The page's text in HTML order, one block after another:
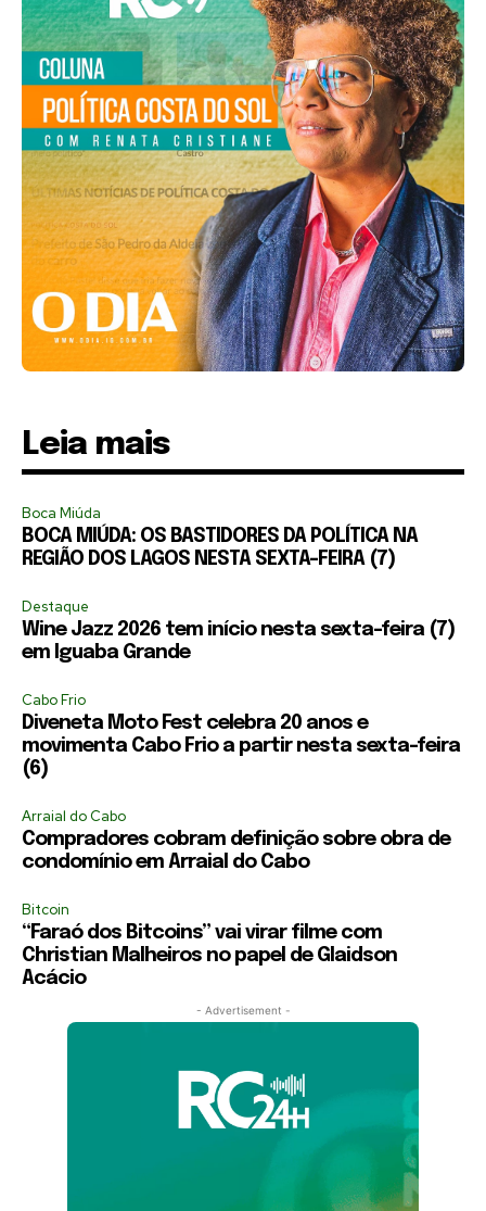
Leia mais
Boca Miúda
BOCA MIÚDA: OS BASTIDORES DA POLÍTICA NA
REGIÃO DOS LAGOS NESTA SEXTA-FEIRA (7)
Destaque
Wine Jazz 2026 tem início nesta sexta-feira (7)
em Iguaba Grande
Cabo Frio
Diveneta Moto Fest celebra 20 anos e
movimenta Cabo Frio a partir nesta sexta-feira
(6)
Arraial do Cabo
Compradores cobram definição sobre obra de
condomínio em Arraial do Cabo
Bitcoin
“Faraó dos Bitcoins” vai virar filme com
Christian Malheiros no papel de Glaidson
Acácio
- Advertisement -